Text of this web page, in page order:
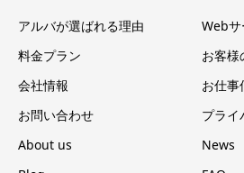
アルバが選ばれる理由
Web
料金プラン
お客様
会社情報
お仕事
お問い合わせ
プライ
About us
News